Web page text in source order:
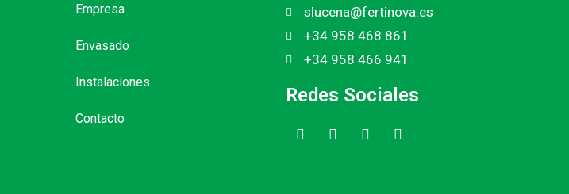
Empresa
Envasado
Instalaciones
Contacto
slucena@fertinova.es
+34 958 468 861
+34 958 466 941
Redes Sociales